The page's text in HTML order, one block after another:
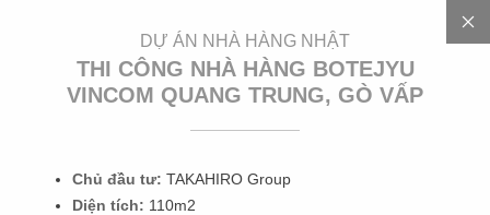
DỰ ÁN NHÀ HÀNG NHẬT
THI CÔNG NHÀ HÀNG BOTEJYU
VINCOM QUANG TRUNG, GÒ VẤP
Chủ đầu tư: TAKAHIRO Group
Diện tích: 110m2